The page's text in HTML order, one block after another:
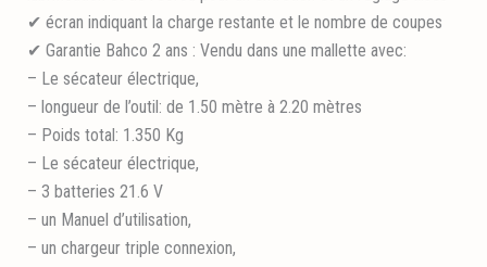
✔ écran indiquant la charge restante et le nombre de coupes
✔ Garantie Bahco 2 ans : Vendu dans une mallette avec:
– Le sécateur électrique,
– longueur de l’outil: de 1.50 mètre à 2.20 mètres
– Poids total: 1.350 Kg
– Le sécateur électrique,
– 3 batteries 21.6 V
– un Manuel d’utilisation,
– un chargeur triple connexion,